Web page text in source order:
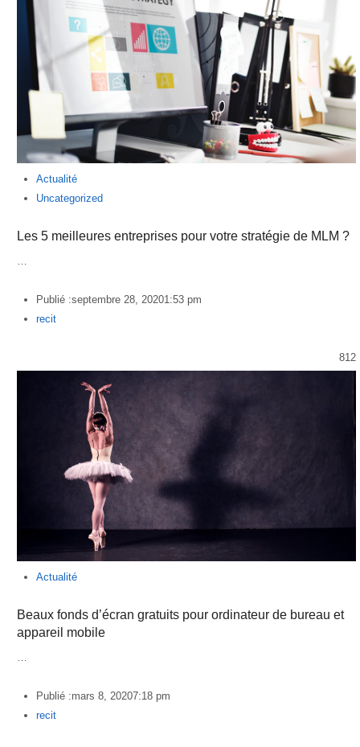
Actualité
Uncategorized
Les 5 meilleures entreprises pour votre stratégie de MLM ?
Publié :septembre 28, 20201:53 pm
Author
recit
812
Actualité
Beaux fonds d’écran gratuits pour ordinateur de bureau et
appareil mobile
…
Publié :mars 8, 20207:18 pm
Author
recit